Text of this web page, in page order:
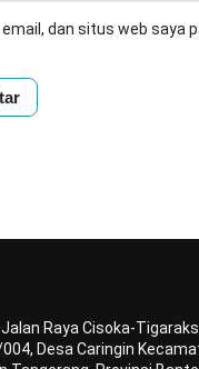
dan situs web saya
Raya Cisoka-
004, Desa Caringin